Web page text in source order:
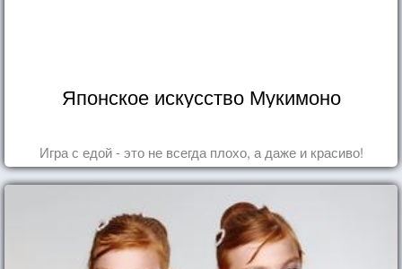
Японское искусство Мукимоно
Игра с едой - это не всегда плохо, а даже и красиво!